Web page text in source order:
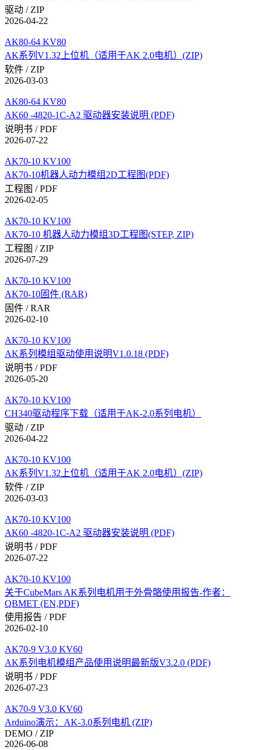
驱动 / ZIP
2026-04-22
AK80-64 KV80
AK系列V1.32上位机（适用于AK 2.0电机）(ZIP)
软件 / ZIP
2026-03-03
AK80-64 KV80
AK60 -4820-1C-A2 驱动器安装说明 (PDF)
说明书 / PDF
2026-07-22
AK70-10 KV100
AK70-10机器人动力模组2D工程图(PDF)
工程图 / PDF
2026-02-05
AK70-10 KV100
AK70-10 机器人动力模组3D工程图(STEP, ZIP)
工程图 / ZIP
2026-07-29
AK70-10 KV100
AK70-10固件 (RAR)
固件 / RAR
2026-02-10
AK70-10 KV100
AK系列模组驱动使用说明V1.0.18 (PDF)
说明书 / PDF
2026-05-20
AK70-10 KV100
CH340驱动程序下载（适用于AK-2.0系列电机）
驱动 / ZIP
2026-04-22
AK70-10 KV100
AK系列V1.32上位机（适用于AK 2.0电机）(ZIP)
软件 / ZIP
2026-03-03
AK70-10 KV100
AK60 -4820-1C-A2 驱动器安装说明 (PDF)
说明书 / PDF
2026-07-22
AK70-10 KV100
关于CubeMars AK系列电机用于外骨骼使用报告-作者：
QBMET (EN,PDF)
使用报告 / PDF
2026-02-10
AK70-9 V3.0 KV60
AK系列电机模组产品使用说明最新版V3.2.0 (PDF)
说明书 / PDF
2026-07-23
AK70-9 V3.0 KV60
Arduino演示：AK-3.0系列电机 (ZIP)
DEMO / ZIP
2026-06-08